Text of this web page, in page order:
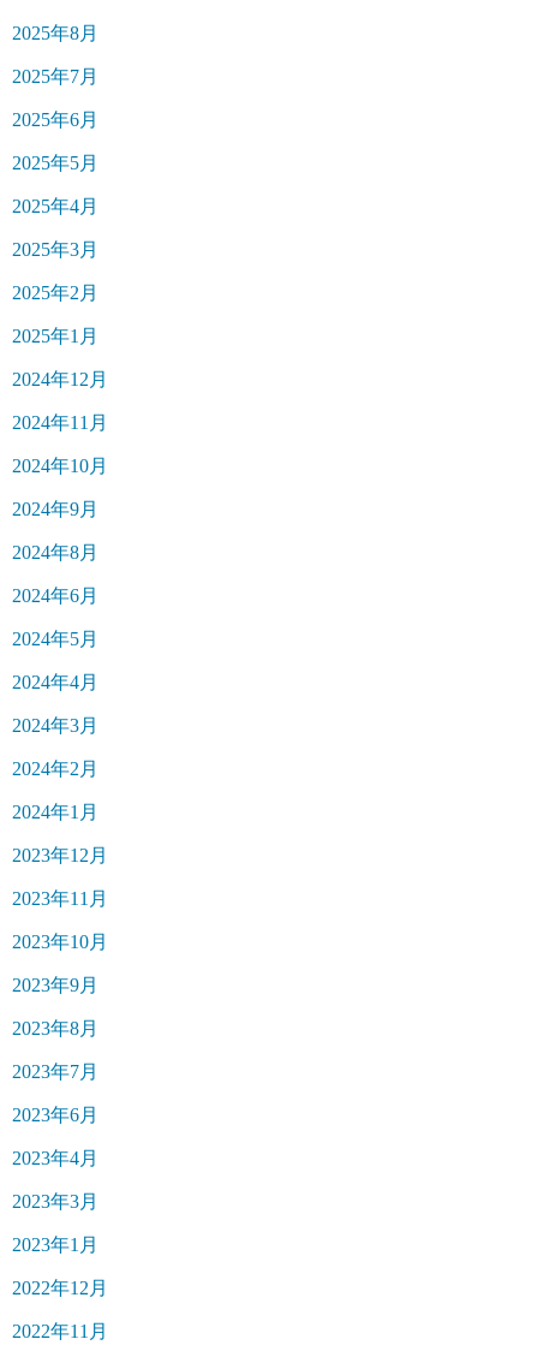
2025年8月
2025年7月
2025年6月
2025年5月
2025年4月
2025年3月
2025年2月
2025年1月
2024年12月
2024年11月
2024年10月
2024年9月
2024年8月
2024年6月
2024年5月
2024年4月
2024年3月
2024年2月
2024年1月
2023年12月
2023年11月
2023年10月
2023年9月
2023年8月
2023年7月
2023年6月
2023年4月
2023年3月
2023年1月
2022年12月
2022年11月